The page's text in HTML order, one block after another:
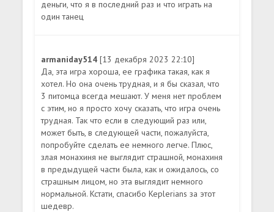
деньги, что я в последний раз и что играть на
один танец
armaniday514[13 декабря 2023 22:10]
Да, эта игра хороша, ее графика такая, как я
хотел. Но она очень трудная, и я бы сказал, что
3 питомца всегда мешают. У меня нет проблем
с этим, но я просто хочу сказать, что игра очень
трудная. Так что если в следующий раз или,
может быть, в следующей части, пожалуйста,
попробуйте сделать ее немного легче. Плюс,
злая монахиня не выглядит страшной, монахиня
в предыдущей части была, как и ожидалось, со
страшным лицом, но эта выглядит немного
нормальной. Кстати, спасибо Keplerians за этот
шедевр.